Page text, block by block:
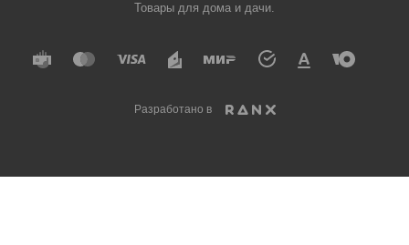
Товары для дома и дачи.
Разработано в